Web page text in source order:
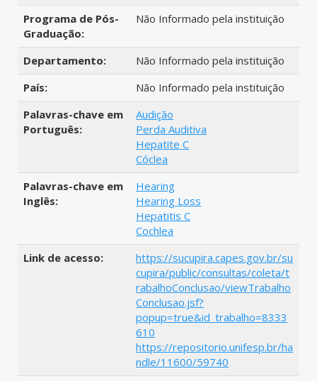
Programa de Pós-
Graduação:
Não Informado pela instituição
Departamento:
Não Informado pela instituição
País:
Não Informado pela instituição
Palavras-chave em
Português:
Audição
Perda Auditiva
Hepatite C
Cóclea
Palavras-chave em
Inglês:
Hearing
Hearing Loss
Hepatitis C
Cochlea
Link de acesso:
https://sucupira.capes.gov.br/su
cupira/public/consultas/coleta/t
rabalhoConclusao/viewTrabalho
Conclusao.jsf?
popup=true&id_trabalho=8333
610
https://repositorio.unifesp.br/ha
ndle/11600/59740